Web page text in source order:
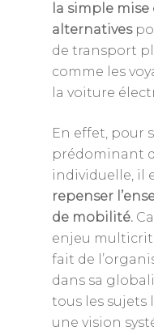
la simple
alternatives
de transport
comme les
la voiture
En effet, pour
prédominant
individuelle, il
repenser
de mobilité.
enjeu
fait de
dans sa
tous les sujets
une vision